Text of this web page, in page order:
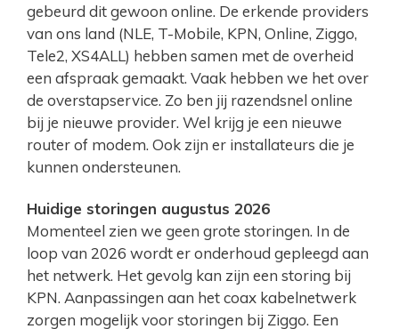
gebeurd dit gewoon online. De erkende providers
van ons land (NLE, T-Mobile, KPN, Online, Ziggo,
Tele2, XS4ALL) hebben samen met de overheid
een afspraak gemaakt. Vaak hebben we het over
de overstapservice. Zo ben jij razendsnel online
bij je nieuwe provider. Wel krijg je een nieuwe
router of modem. Ook zijn er installateurs die je
kunnen ondersteunen.
Huidige storingen augustus 2026
Momenteel zien we geen grote storingen. In de
loop van 2026 wordt er onderhoud gepleegd aan
het netwerk. Het gevolg kan zijn een storing bij
KPN. Aanpassingen aan het coax kabelnetwerk
zorgen mogelijk voor storingen bij Ziggo. Een